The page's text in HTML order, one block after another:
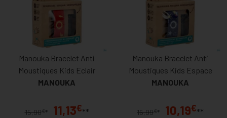
Manouka Bracelet Anti
Moustiques Kids Eclair
MANOUKA
15,90€ * 11,13€**
Manouka Bracelet Anti
Moustiques Kids Espace
MANOUKA
16,99€* 10,19€**